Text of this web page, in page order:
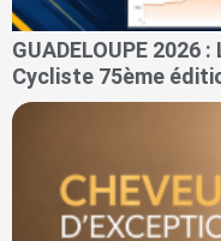
GUADELOUPE
Cycliste 75ème